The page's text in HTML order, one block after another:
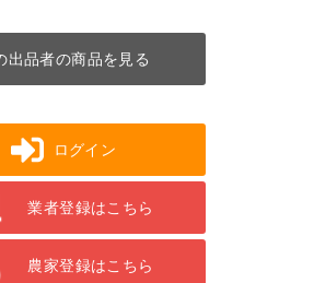
出品者の商品を見る
ログイン
業者登録はこちら
農家登録はこちら